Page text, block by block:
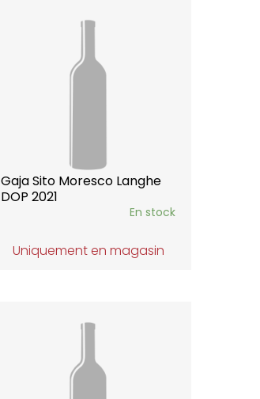
Gaja Sito Moresco Langhe
DOP 2021
En stock
Uniquement en magasin